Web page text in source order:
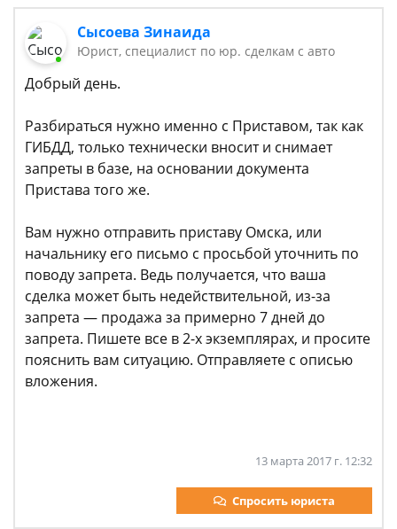
Сысоева Зинаида
Юрист, специалист по юр. сделкам с авто
Добрый день.
Разбираться нужно именно с Приставом, так как
ГИБДД, только технически вносит и снимает
запреты в базе, на основании документа
Пристава того же.
Вам нужно отправить приставу Омска, или
начальнику его письмо с просьбой уточнить по
поводу запрета. Ведь получается, что ваша
сделка может быть недействительной, из-за
запрета — продажа за примерно 7 дней до
запрета. Пишете все в 2-х экземплярах, и просите
пояснить вам ситуацию. Отправляете с описью
вложения.
13 марта 2017 г. 12:32
Спросить юриста